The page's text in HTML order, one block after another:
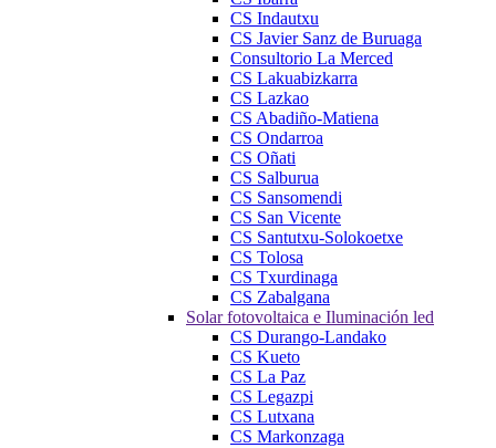
CS Indautxu
CS Javier Sanz de Buruaga
Consultorio La Merced
CS Lakuabizkarra
CS Lazkao
CS Abadiño-Matiena
CS Ondarroa
CS Oñati
CS Salburua
CS Sansomendi
CS San Vicente
CS Santutxu-Solokoetxe
CS Tolosa
CS Txurdinaga
CS Zabalgana
Solar fotovoltaica e Iluminación led
CS Durango-Landako
CS Kueto
CS La Paz
CS Legazpi
CS Lutxana
CS Markonzaga